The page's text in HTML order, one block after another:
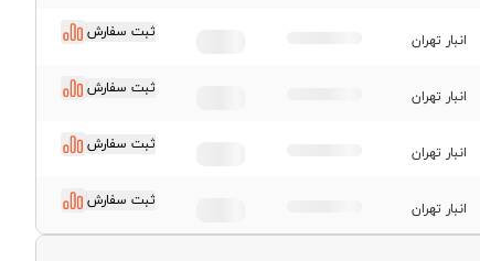
انبار تهران ثبت سفارش
انبار تهران ثبت سفارش
انبار تهران ثبت سفارش
انبار تهران ثبت سفارش